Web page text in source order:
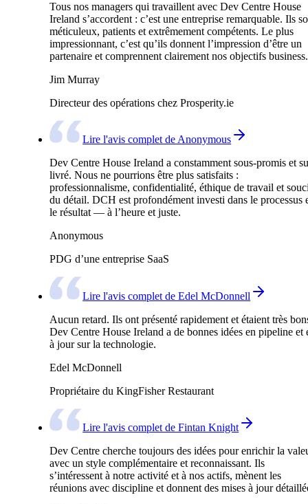
Tous nos managers qui travaillent avec Dev Centre House
Ireland s’accordent : c’est une entreprise remarquable. Ils
méticuleux, patients et extrêmement compétents. Le plus
impressionnant, c’est qu’ils donnent l’impression d’être un
partenaire et comprennent clairement nos objectifs business.
Jim Murray
Directeur des opérations chez Prosperity.ie
Lire l'avis complet de Anonymous
Dev Centre House Ireland a constamment sous-promis et
livré. Nous ne pourrions être plus satisfaits :
professionnalisme, confidentialité, éthique de travail et
du détail. DCH est profondément investi dans le processus
le résultat — à l’heure et juste.
Anonymous
PDG d’une entreprise SaaS
Lire l'avis complet de Edel McDonnell
Aucun retard. Ils ont présenté rapidement et étaient très
Dev Centre House Ireland a de bonnes idées en pipeline et
à jour sur la technologie.
Edel McDonnell
Propriétaire du KingFisher Restaurant
Lire l'avis complet de Fintan Knight
Dev Centre cherche toujours des idées pour enrichir la
avec un style complémentaire et reconnaissant. Ils
s’intéressent à notre activité et à nos actifs, mènent les
réunions avec discipline et donnent des mises à jour